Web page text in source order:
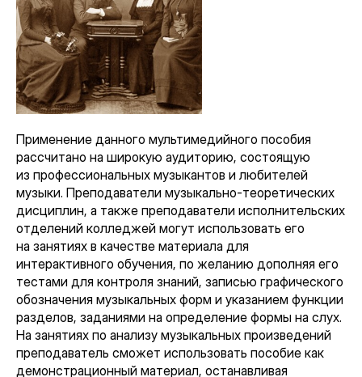
Применение данного мультимедийного пособия
рассчитано на широкую аудиторию, состоящую
из профессиональных музыкантов и любителей
музыки. Преподаватели музыкально-теоретических
дисциплин, а также преподаватели исполнительских
отделений колледжей могут использовать его
на занятиях в качестве материала для
интерактивного обучения, по желанию дополняя его
тестами для контроля знаний, записью графического
обозначения музыкальных форм и указанием функции
разделов, заданиями на определение формы на слух.
На занятиях по анализу музыкальных произведений
преподаватель сможет использовать пособие как
демонстрационный материал, останавливая